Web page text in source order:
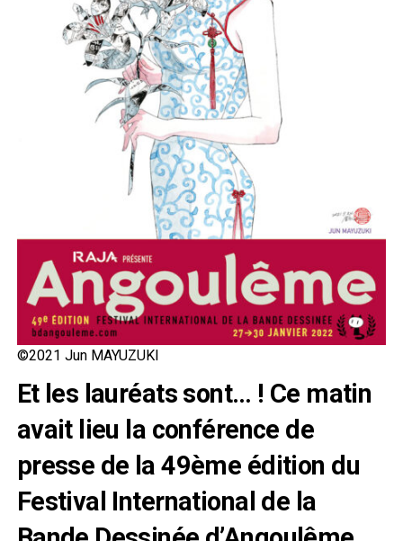
©2021 Jun MAYUZUKI
Et les lauréats sont… ! Ce matin
avait lieu la conférence de
presse de la 49ème édition du
Festival International de la